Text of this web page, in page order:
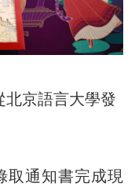
北京語言大學發
通知書完成現